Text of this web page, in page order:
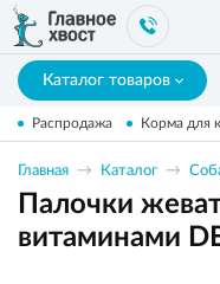
Каталог товаров
Распродажа Корма для
Главная Каталог
Палочки
витаминами